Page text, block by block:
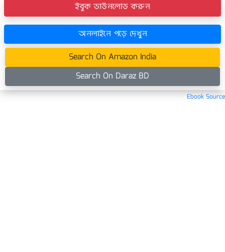
ইবুক ডাউনলোড করুন
অনলাইনে পড়ে দেখুন
Search On Amazon India
Search On Daraz BD
Ebook Source